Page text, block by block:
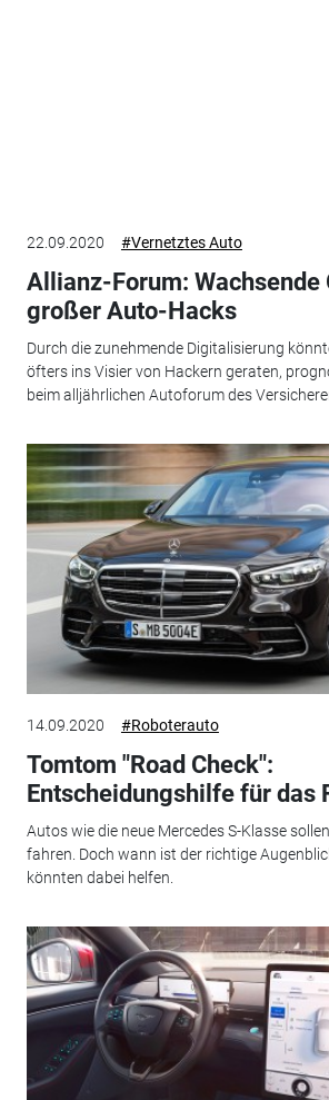
22.09.2020 #Vernetztes Auto
Allianz-Forum: Wachsende
großer Auto-Hacks
Durch die zunehmende Digitalisierung
öfters ins Visier von Hackern geraten,
beim alljährlichen Autoforum des
14.09.2020 #Roboterauto
Tomtom "Road Check":
Entscheidungshilfe für das
Autos wie die neue Mercedes S-Klasse
fahren. Doch wann ist der richtige
könnten dabei helfen.